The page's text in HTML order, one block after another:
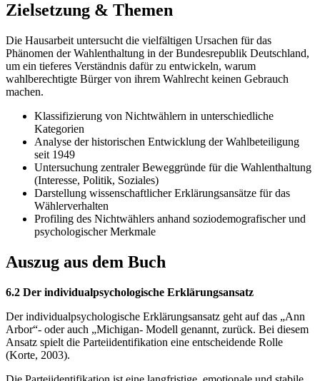
Zielsetzung & Themen
Die Hausarbeit untersucht die vielfältigen Ursachen für das
Phänomen der Wahlenthaltung in der Bundesrepublik Deutschland,
um ein tieferes Verständnis dafür zu entwickeln, warum
wahlberechtigte Bürger von ihrem Wahlrecht keinen Gebrauch
machen.
Klassifizierung von Nichtwählern in unterschiedliche
Kategorien
Analyse der historischen Entwicklung der Wahlbeteiligung
seit 1949
Untersuchung zentraler Beweggründe für die Wahlenthaltung
(Interesse, Politik, Soziales)
Darstellung wissenschaftlicher Erklärungsansätze für das
Wählerverhalten
Profiling des Nichtwählers anhand soziodemografischer und
psychologischer Merkmale
Auszug aus dem Buch
6.2 Der individualpsychologische Erklärungsansatz
Der individualpsychologische Erklärungsansatz geht auf das „Ann
Arbor“- oder auch „Michigan- Modell genannt, zurück. Bei diesem
Ansatz spielt die Parteiidentifikation eine entscheidende Rolle
(Korte, 2003).